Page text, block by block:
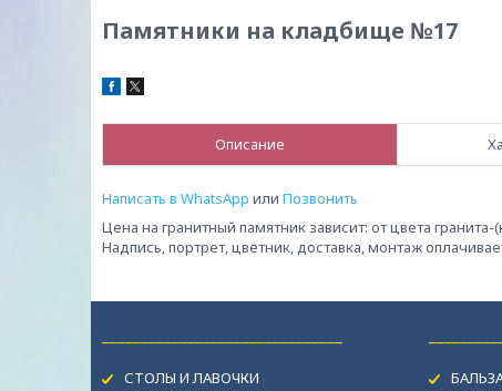
Памятники на кладбище №17
Описание
Написать в WhatsApp или Позвонить
Цена на гранитный памятник зависит: от цвета
Надпись, портрет, цветник, доставка, монтаж
СТОЛЫ И ЛАВОЧКИ